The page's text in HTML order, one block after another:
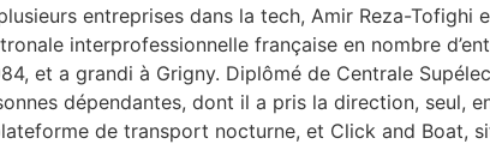
entreprises dans la tech, Amir Reza-Tofighi
interprofessionnelle française en nombre
et a grandi à Grigny. Diplômé de Centrale
dépendantes, dont il a pris la direction, seul,
de transport nocturne, et Click and Boat,